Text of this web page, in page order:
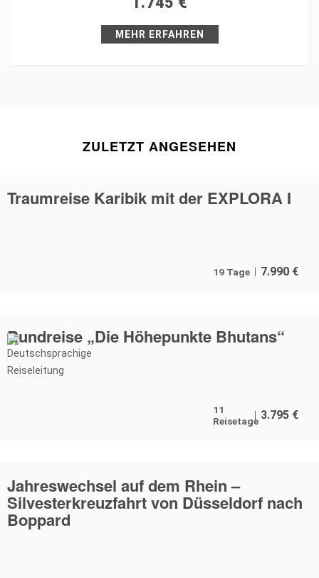
MEHR ERFAHREN
ZULETZT ANGESEHEN
Traumreise Karibik mit der EXPLORA I
19 Tage 7.990 €
Rundreise „Die Höhepunkte Bhutans“
11
Reisetage 3.795 €
Jahreswechsel auf dem Rhein –
Silvesterkreuzfahrt von Düsseldorf nach
Boppard